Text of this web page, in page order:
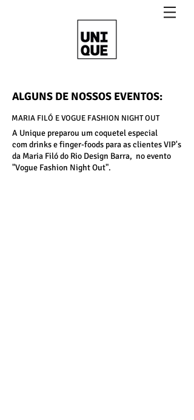
ALGUNS DE NOSSOS EVENTOS:
MARIA FILÓ E VOGUE FASHION NIGHT OUT
A Unique preparou um coquetel especial
com drinks e finger-foods para as clientes VIP's
da Maria Filó do Rio Design Barra, no evento
"Vogue Fashion Night Out".